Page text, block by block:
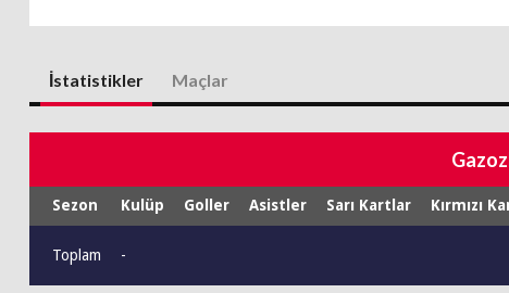
İstatistikler Maçlar
Sezon Kulüp Goller Asistler Sarı Kartlar Kırmızı
Toplam -